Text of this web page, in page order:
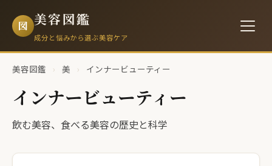
図 美容図鑑
成分と悩みから選ぶ美容ケア
美容図鑑 › 美 › インナービューティー
インナービューティー
飲む美容、食べる美容の歴史と科学